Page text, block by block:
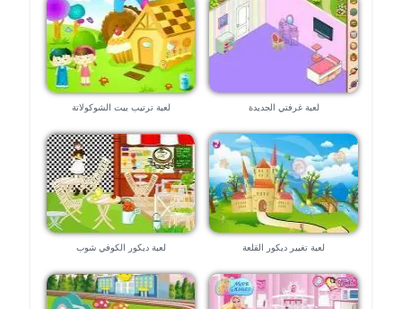
لعبة غرفتي الجديدة لعبة ترتيب بيت الشوكولاتة
لعبة تغيير ديكور القلعة لعبة ديكور الكوفي شوب